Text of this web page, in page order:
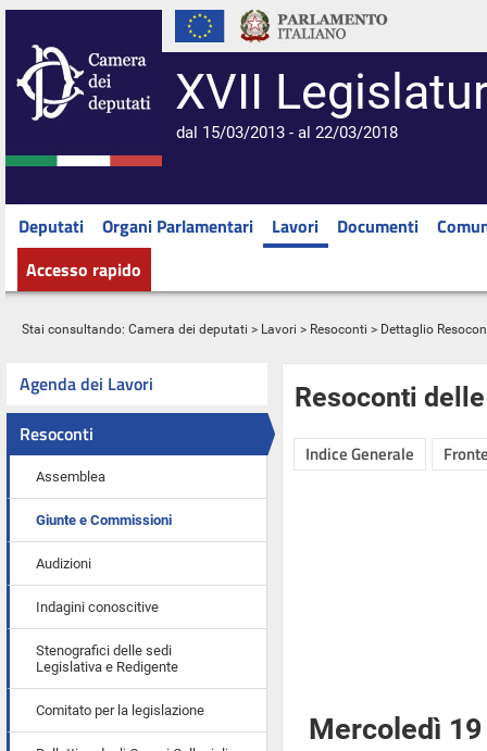
XVII
dal 15/03/2013 - al 22/03/2018
Deputati Organi Parlamentari Lavori Documenti
Accesso rapido
Stai consultando: Camera dei deputati > Lavori > Resoconti > Dettaglio
Agenda dei Lavori
Resoconti
Assemblea
Giunte e Commissioni
Audizioni
Indagini conoscitive
Stenografici delle sedi
Legislativa e Redigente
Comitato per la legislazione
Resoconti
Indice Generale
Mercoledì